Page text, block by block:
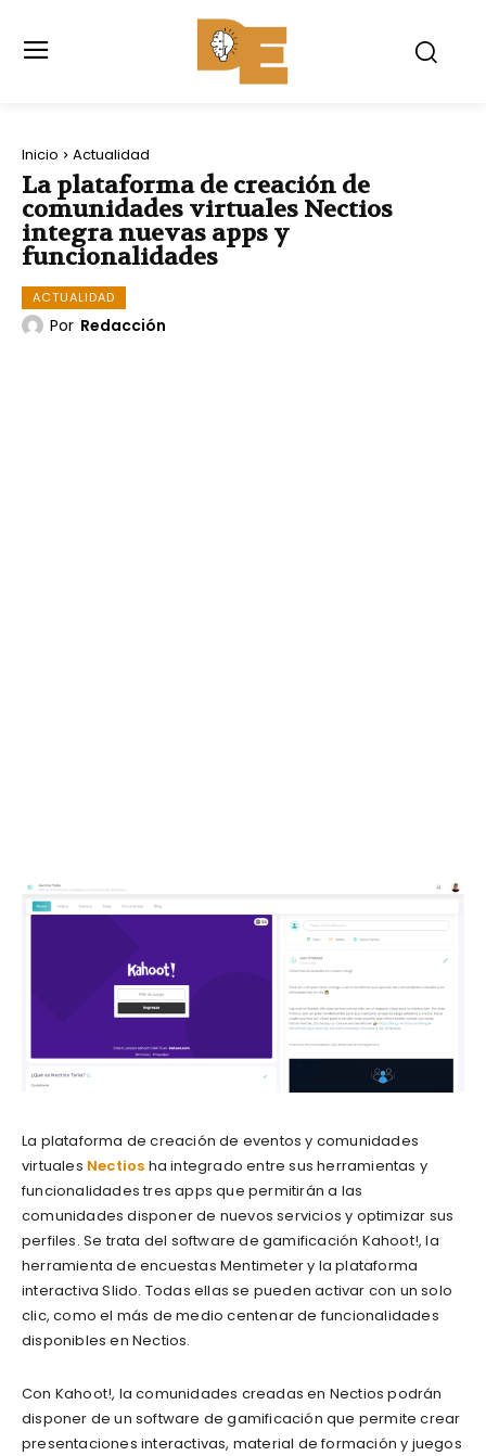
Inicio Actualidad
La plataforma de creación de
comunidades virtuales Nectios
integra nuevas apps y
funcionalidades
ACTUALIDAD
Por Redacción
La plataforma de creación de eventos y comunidades
virtuales Nectios ha integrado entre sus herramientas y
funcionalidades tres apps que permitirán a las
comunidades disponer de nuevos servicios y optimizar sus
perfiles. Se trata del software de gamificación Kahoot!, la
herramienta de encuestas Mentimeter y la plataforma
interactiva Slido. Todas ellas se pueden activar con un solo
clic, como el más de medio centenar de funcionalidades
disponibles en Nectios.
Con Kahoot!, la comunidades creadas en Nectios podrán
disponer de un software de gamificación que permite crear
presentaciones interactivas, material de formación y juegos